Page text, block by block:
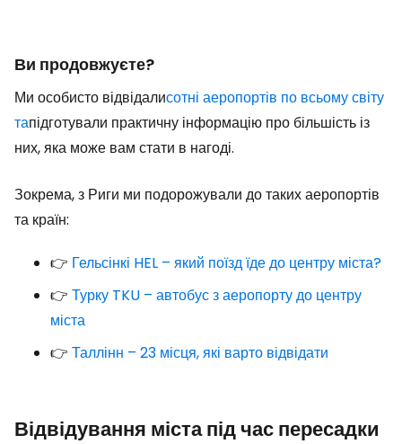
Ви продовжуєте?
Ми особисто відвідалисотні аеропортів по всьому світу
тапідготували практичну інформацію про більшість із
них, яка може вам стати в нагоді.
Зокрема, з Риги ми подорожували до таких аеропортів
та країн:
👉 Гельсінкі HEL – який поїзд їде до центру міста?
👉 Турку TKU – автобус з аеропорту до центру
міста
👉 Таллінн – 23 місця, які варто відвідати
Відвідування міста під час пересадки